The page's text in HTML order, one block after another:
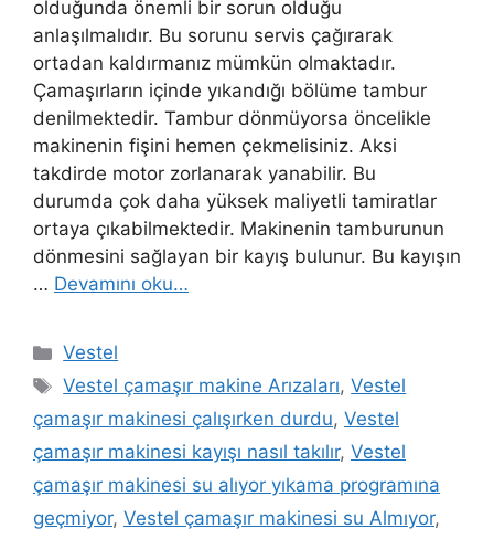
olduğunda önemli bir sorun olduğu
anlaşılmalıdır. Bu sorunu servis çağırarak
ortadan kaldırmanız mümkün olmaktadır.
Çamaşırların içinde yıkandığı bölüme tambur
denilmektedir. Tambur dönmüyorsa öncelikle
makinenin fişini hemen çekmelisiniz. Aksi
takdirde motor zorlanarak yanabilir. Bu
durumda çok daha yüksek maliyetli tamiratlar
ortaya çıkabilmektedir. Makinenin tamburunun
dönmesini sağlayan bir kayış bulunur. Bu kayışın
… Devamını oku…
Kategoriler
Vestel
Etiketler
Vestel çamaşır makine Arızaları,Vestel
çamaşır makinesi çalışırken durdu, Vestel
çamaşır makinesi kayışı nasıl takılır, Vestel
çamaşır makinesi su alıyor yıkama programına
geçmiyor, Vestel çamaşır makinesi su Almıyor,